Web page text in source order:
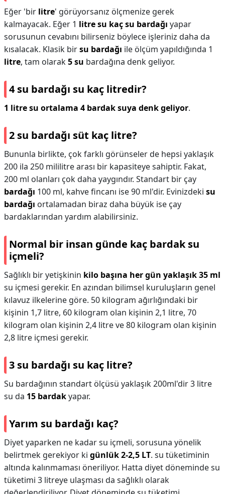
Eğer 'bir litre' görüyorsanız ölçmenize gerek
kalmayacak. Eğer 1 litre su kaç su bardağı yapar
sorusunun cevabını bilirseniz böylece işleriniz daha da
kısalacak. Klasik birsu bardağı ile ölçüm yapıldığında 1
litre, tam olarak5 su bardağına denk geliyor.
4 su bardağı su kaç litredir?
1 litre su ortalama 4 bardak suya denk geliyor.
2 su bardağı süt kaç litre?
Bununla birlikte, çok farklı görünseler de hepsi yaklaşık
200 ila 250 mililitre arası bir kapasiteye sahiptir. Fakat,
200 ml olanları çok daha yaygındır. Standart bir çay
bardağı 100 ml, kahve fincanı ise 90 ml'dir. Evinizdeki su
bardağı ortalamadan biraz daha büyük ise çay
bardaklarından yardım alabilirsiniz.
Normal bir insan günde kaç bardak su
içmeli?
Sağlıklı bir yetişkinin kilo başına her gün yaklaşık 35 ml
su içmesi gerekir. En azından bilimsel kuruluşların genel
kılavuz ilkelerine göre. 50 kilogram ağırlığındaki bir
kişinin 1,7 litre, 60 kilogram olan kişinin 2,1 litre, 70
kilogram olan kişinin 2,4 litre ve 80 kilogram olan kişinin
2,8 litre içmesi gerekir.
3 su bardağı su kaç litre?
Su bardağının standart ölçüsü yaklaşık 200ml'dir 3 litre
su da 15 bardakyapar.
Yarım su bardağı kaç?
Diyet yaparken ne kadar su içmeli, sorusuna yönelik
belirtmek gerekiyor ki günlük 2-2,5 LT. su tüketiminin
altında kalınmaması öneriliyor. Hatta diyet döneminde su
tüketimi 3 litreye ulaşması da sağlıklı olarak